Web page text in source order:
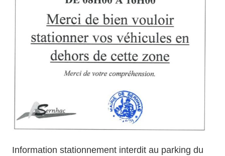
Information stationnement interdit au parking du